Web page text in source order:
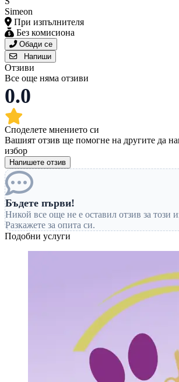
Simeon
При изпълнителя
Без комисиона
Обади се
Напиши
Отзиви
Все още няма отзиви
0.0
Споделете мнението си
Вашият отзив ще помогне на другите да
избор
Напишете отзив
Бъдете първи!
Никой все още не е оставил отзив за този
Разкажете за опита си.
Подобни услуги